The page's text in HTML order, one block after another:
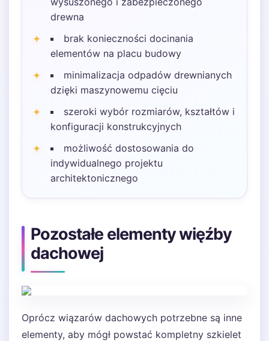
drewna
brak konieczności docinania
elementów na placu budowy
minimalizacja odpadów drewnianych
dzięki maszynowemu cięciu
szeroki wybór rozmiarów, kształtów i
konfiguracji konstrukcyjnych
możliwość dostosowania do
indywidualnego projektu
architektonicznego
Pozostałe elementy więźby
dachowej
Oprócz wiązarów dachowych potrzebne są inne
elementy, aby mógł powstać kompletny szkielet